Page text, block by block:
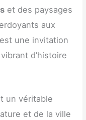
et des paysages
aux
une invitation
d’histoire
un véritable
et de la ville